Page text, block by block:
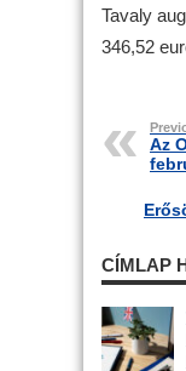
Tavaly
346,52
Az
CÍMLAP